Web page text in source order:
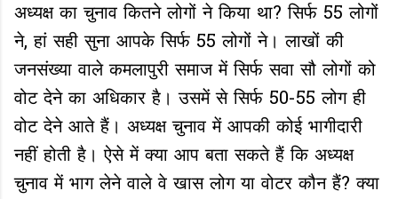
अध्यक्ष का चुनाव कितने लोगों ने किया था? सिर्फ 55 लोगों
ने, हां सही सुना आपके सिर्फ 55 लोगों ने। लाखों की
जनसंख्या वाले कमलापुरी समाज में सिर्फ सवा सौ लोगों को
वोट देने का अधिकार है। उसमें से सिर्फ 50-55 लोग ही
वोट देने आते हैं। अध्यक्ष चुनाव में आपकी कोई भागीदारी
नहीं होती है। ऐसे में क्या आप बता सकते हैं कि अध्यक्ष
चुनाव में भाग लेने वाले वे खास लोग या वोटर कौन हैं? क्या